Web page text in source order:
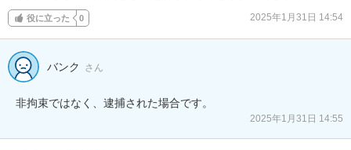
役に立った 0 2025年1月31日 14:54
バンク さん
非拘束ではなく、逮捕された場合です。
2025年1月31日 14:55